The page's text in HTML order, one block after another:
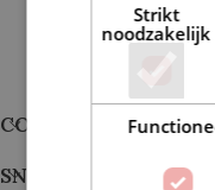
CONTACT
SNEL NAAR
Strikt
noodzakelijk